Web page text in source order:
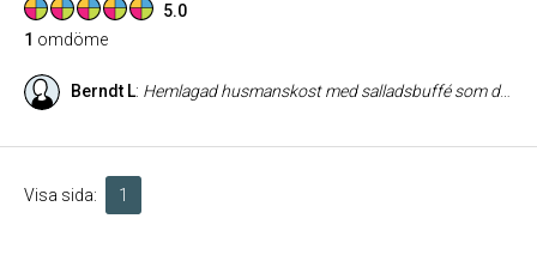
5.0
1 omdöme
Berndt L: Hemlagad husmanskost med salladsbuffé som dagens lunch och med Pizza som alternativ. Lunchen serveras mellan 11.00 – 14.00, kötträtter som specialitet på kvällstid, fullständiga rättigheter. Mycket prisvärt och ligger bra till vid infarten i Ljusdal när du kommer från Hudiksvall.
Visa sida: 1